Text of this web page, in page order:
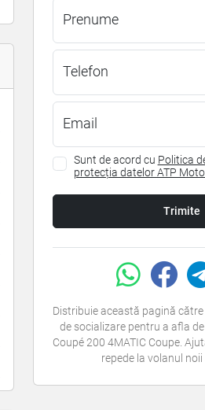
Prenume
Telefon
Email
Sunt de acord cu Politica
protecția datelor ATP
Trimite
Distribuie această pagină
de socializare pentru a afla
Coupé 200 4MATIC Coupe.
repede la volanul